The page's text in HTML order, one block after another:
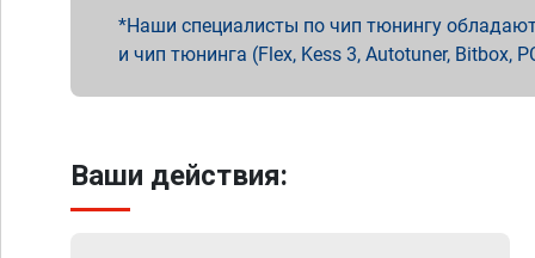
Наши специалисты по чип тюнингу
и чип тюнинга (Flex, Kess 3, Autotuner, Bitbox,
Ваши действия: